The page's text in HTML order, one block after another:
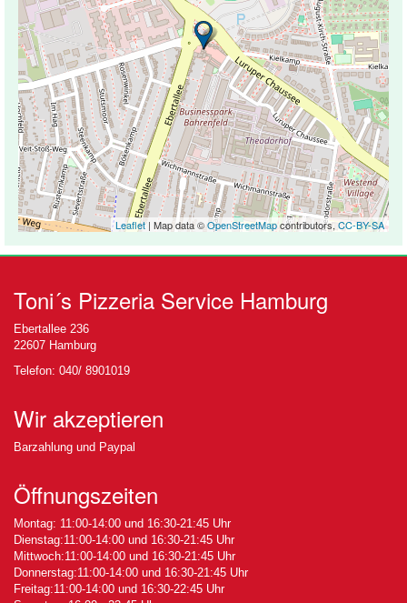
Leaflet | Map data ©OpenStreetMapcontributors, CC-BY-SA
Toni´s Pizzeria Service Hamburg
Ebertallee 236
22607 Hamburg
Telefon: 040/ 8901019
Wir akzeptieren
Barzahlung und Paypal
Öffnungszeiten
Montag: 11:00-14:00 und 16:30-21:45 Uhr
Dienstag:11:00-14:00 und 16:30-21:45 Uhr
Mittwoch:11:00-14:00 und 16:30-21:45 Uhr
Donnerstag:11:00-14:00 und 16:30-21:45 Uhr
Freitag:11:00-14:00 und 16:30-22:45 Uhr